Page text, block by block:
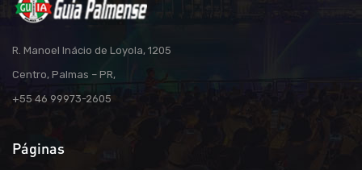
R. Manoel Inácio de Loyola, 1205
Centro, Palmas – PR,
+55 46 99973-2605
Páginas